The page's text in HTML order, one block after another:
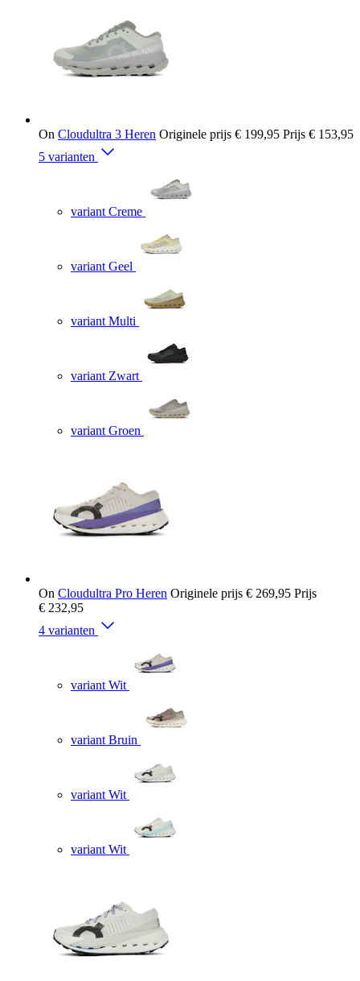
On Cloudultra 3 Heren Originele prijs € 199,95 Prijs € 153,95
5 varianten
variant Creme
variant Geel
variant Multi
variant Zwart
variant Groen
On Cloudultra Pro Heren Originele prijs € 269,95 Prijs
€ 232,95
4 varianten
variant Wit
variant Bruin
variant Wit
variant Wit